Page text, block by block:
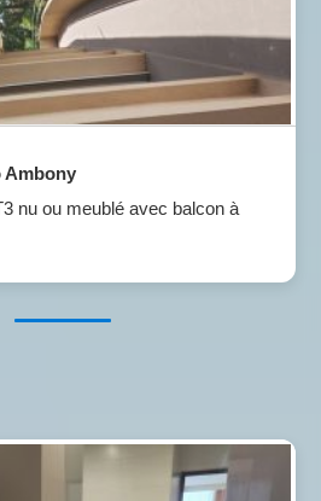
Ambony
nu ou meublé avec balcon à